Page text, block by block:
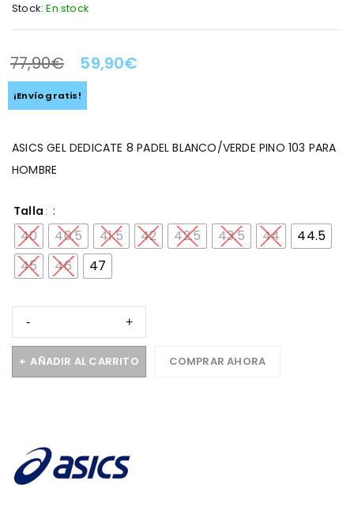
Stock: En stock
LA OFERTA TERMINA EN:
77,90€ 59,90€
¡Envío gratis!
ASICS GEL DEDICATE 8 PADEL BLANCO/VERDE PINO 103 PARA
HOMBRE
Talla
40 40.5 41.5 42 42.5 43.5 44
44.5
45
46 47
AÑADIR AL CARRITO COMPRAR AHORA